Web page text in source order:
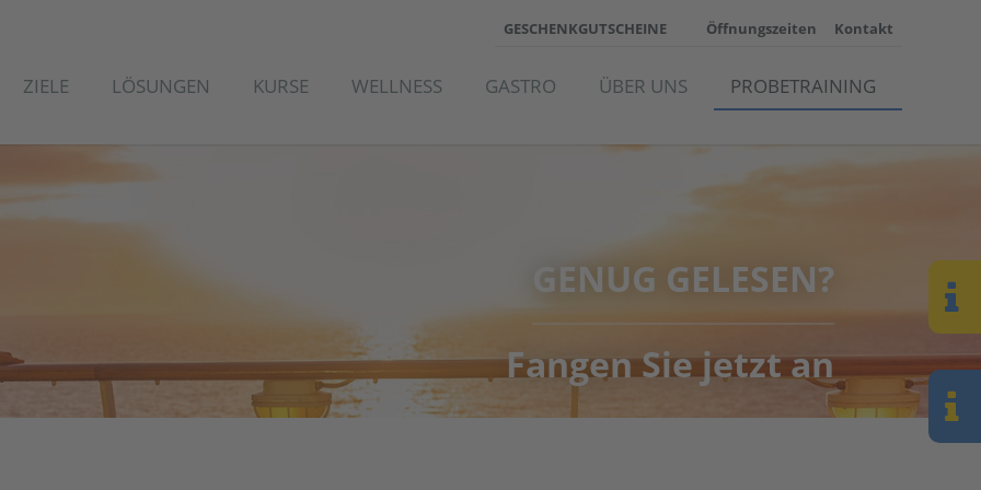
GESCHENKGUTSCHEINE Öffnungszeiten Kontakt
ZIELE LÖSUNGEN KURSE WELLNESS GASTRO ÜBER UNS PROBETRAINING
GENUG GELESEN?
Fangen Sie jetzt an